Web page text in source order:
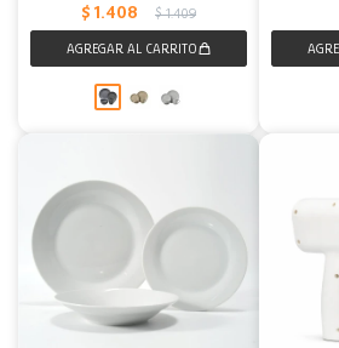
$ 1.408 $ 1.409